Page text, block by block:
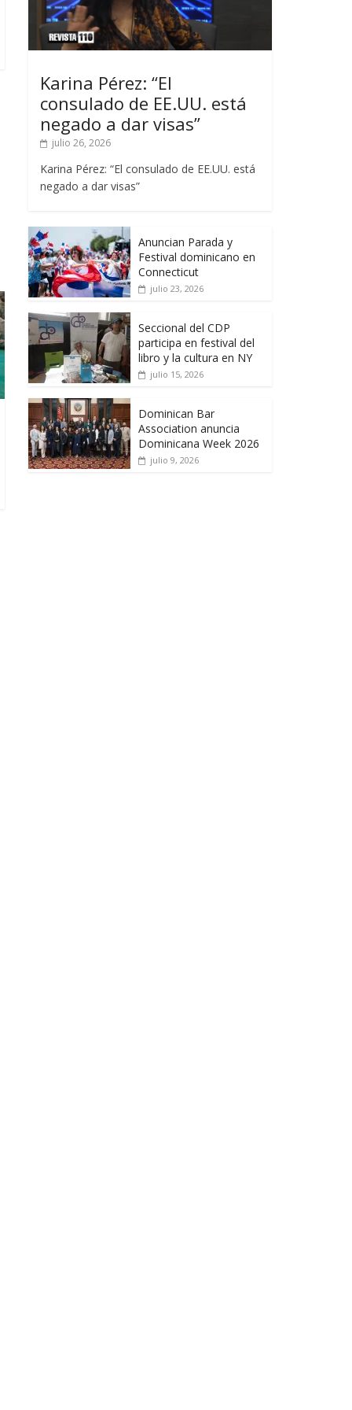
Karina Pérez: “El
consulado de EE.UU. está
negado a dar visas”
julio 26, 2026
Karina Pérez: “El consulado de EE.UU. está
negado a dar visas”
Anuncian Parada y
Festival dominicano en
Connecticut
julio 23, 2026
Seccional del CDP
participa en festival del
libro y la cultura en NY
julio 15, 2026
Dominican Bar
Association anuncia
Dominicana Week 2026
julio 9, 2026